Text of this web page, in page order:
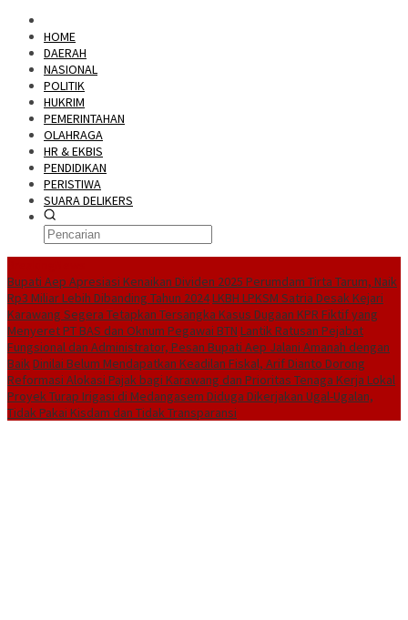
HOME
DAERAH
NASIONAL
POLITIK
HUKRIM
PEMERINTAHAN
OLAHRAGA
HR & EKBIS
PENDIDIKAN
PERISTIWA
SUARA DELIKERS
Bupati Aep Apresiasi Kenaikan Dividen 2025 Perumdam Tirta Tarum, Naik
Rp3 Miliar Lebih Dibanding Tahun 2024LKBH LPKSM Satria Desak Kejari
Karawang Segera Tetapkan Tersangka Kasus Dugaan KPR Fiktif yang
Menyeret PT BAS dan Oknum Pegawai BTN Lantik Ratusan Pejabat
Fungsional dan Administrator, Pesan Bupati Aep Jalani Amanah dengan
BaikDinilai Belum Mendapatkan Keadilan Fiskal, Arif Dianto Dorong
Reformasi Alokasi Pajak bagi Karawang dan Prioritas Tenaga Kerja Lokal
Proyek Turap Irigasi di Medangasem Diduga Dikerjakan Ugal-Ugalan,
Tidak Pakai Kisdam dan Tidak Transparansi